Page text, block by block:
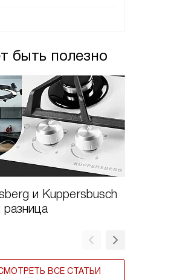
быть полезно
и Kuppersbusch
ВСЕ СТАТЬИ